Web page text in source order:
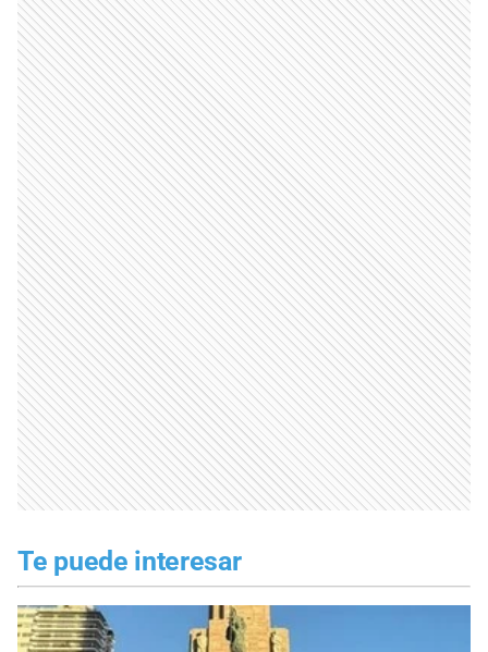
Te puede interesar